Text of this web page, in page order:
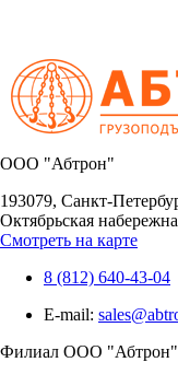
OOO "Абтрон"
193079, Санкт-
Октябрьская
Смотреть на карте
8 (812) 640-43-04
E-mail:
Филиал OOO "Абтрон"